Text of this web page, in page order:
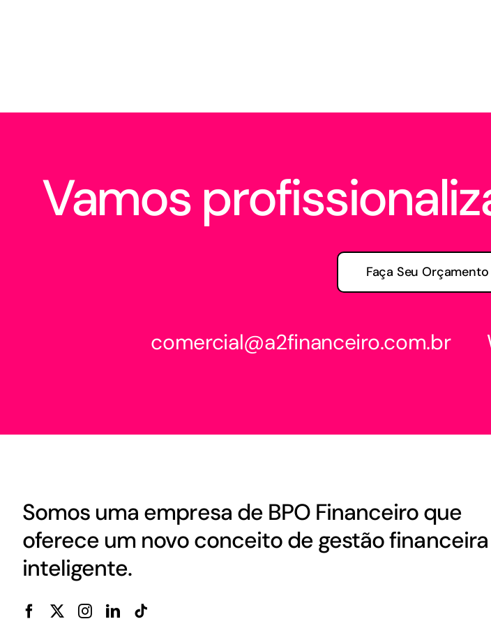
Vamos
Faça Seu
comercial@a2financeiro.com.br
Somos uma empresa de BPO Financeiro que
oferece um novo conceito de gestão financeira
inteligente.